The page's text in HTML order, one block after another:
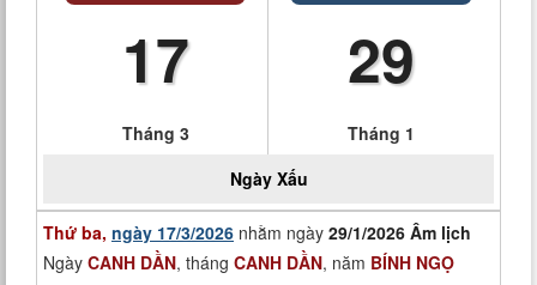
17
Tháng 3
29
Tháng 1
Ngày Xấu
Thứ ba, ngày 17/3/2026 nhằm ngày 29/1/2026 Âm lịch
Ngày CANH DẦN, tháng CANH DẦN, năm BÍNH NGỌ